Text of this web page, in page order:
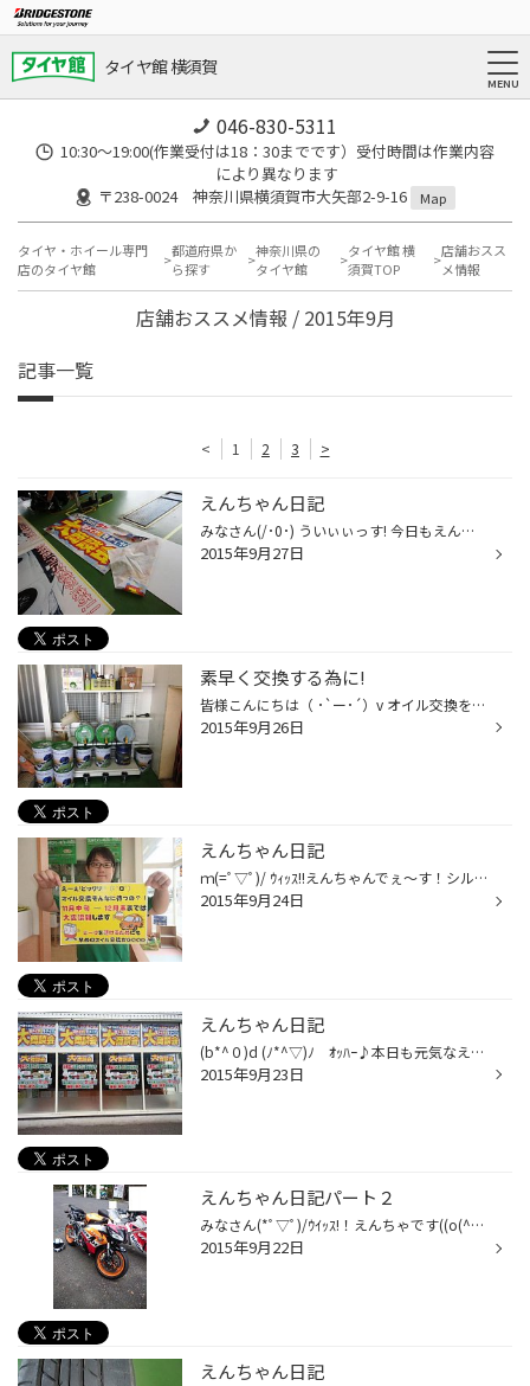
タイヤ館 横須賀
046-830-5311
10:30～19:00(作業受付は18：30までです）受付時間は作業内容
により異なります
〒238-0024 神奈川県横須賀市大矢部2-9-16
Map
タイヤ・ホイール専門
店のタイヤ館
都道府県か
ら探す
神奈川県の
タイヤ館
タイヤ館 横
須賀TOP
店舗おスス
メ情報
店舗おススメ情報 / 2015年9月
記事一覧
< 1 2 3 >
えんちゃん日記
みなさん(/･0･) ういぃぃっす! 今日もえんちゃん日記タイムでぇ～す！ 本日はゆうちゃんが来月のイベントに向けての準備中！！(((o(^｡^")o)))ﾜｸﾜｸ！ いつからイベント？ヽ（￣￣￣￣￣￣∇￣￣￣￣￣￣；）ノ！ 来月１０月３日～４日はタイヤ館横須賀店はイベント開催ですよぉ～ヾ(=^▽^=)ノ！ 今もイ...
2015年9月27日
素早く交換する為に!
皆様こんにちは（ ･`ー･´）v オイル交換を素早く行う為に、PITにあるオイル缶周りを整理致しましたv(｡･ω･｡)ｨｪｨ♪ 20L入りペール缶にはドレンコックを装着! タイヤワックスや床用洗剤もまとめてPITがすっきりヽ(*´ｖ｀*)ﾉ オイル交換のご来店、お待ちしておりますm(_ _)m
2015年9月26日
えんちゃん日記
ｍ(=ﾟ▽ﾟ)/ ｳｨｯｽ!!えんちゃんでぇ～す！シルバーウィークも終わりましたね！ みなさんまた今日から(≧∇≦)b ハッスル！ハッスル！（頑張りましょう）！ えんちゃんは常にハッスルタイムです！≧(´▽｀)≦ｱﾊﾊﾊ！ 皆様にお知らせです(*ﾟｰﾟ)(*｡_｡)ｳﾝｳﾝ♪(ﾟｰﾟ*)(｡_｡*)ｳﾝｳﾝ♪！ 後数ヶ月でタイヤ館はスタッドレス...
2015年9月24日
えんちゃん日記
(b*^０)d (ﾉ*^▽)ﾉ ｵｯﾊｰ♪本日も元気なえんちゃんでぇ～す！！ 横須賀店も徐々に冬の準備を始めております(^･ｪ･^)(^._.^)(^･ｪ･^)(^._.^)ｳﾝｳﾝ！ こっちの方はあまり雪は降らないけど、降ると∑(ﾉ▼ο▼)ﾉ ｵｫｵｫｵｵｵ!!ってくらい降ります！ チョットわかりづらいですね！（笑） お客様も、もう冬タイヤの予...
2015年9月23日
えんちゃん日記パート２
みなさん(*ﾟ▽ﾟ)/ｳｲｯｽ!！えんちゃです((o(^∇^)o))昨日のえんちゃんは！！ 昨日はお休みで久しぶりに奥多摩周遊道路に元タイヤ館スタッフと仲良く ツーリングに行ってまいりました！(＞▽＜)b ﾀﾉｼｶｯﾀｧ～!! 江ノ島から行きはオール下道で大渋滞３時間半位！帰りは高速でラクチン１時間半位！(o^∇^o)ﾉ え...
2015年9月22日
えんちゃん日記